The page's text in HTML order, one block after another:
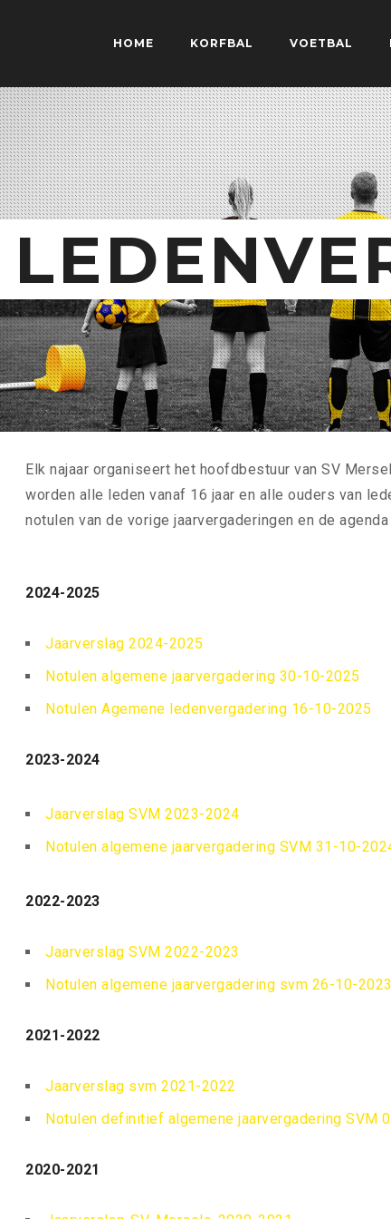
HOME KORFBAL VOETBAL
Elk najaar organiseert het hoofdbestuur van SV
worden alle leden vanaf 16 jaar en alle ouders van
notulen van de vorige jaarvergaderingen en de
2024-2025
Jaarverslag 2024-2025
Notulen algemene jaarvergadering 30-10-2025
Notulen Agemene ledenvergadering 16-10-2025
2023-2024
Jaarverslag SVM 2023-2024
Notulen algemene jaarvergadering SVM 31-10-
2022-2023
Jaarverslag SVM 2022-2023
Notulen algemene jaarvergadering svm 26-10-2023
2021-2022
Jaarverslag svm 2021-2022
Notulen definitief algemene jaarvergadering SVM
2020-2021